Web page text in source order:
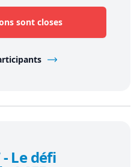
sont closes
- Le défi